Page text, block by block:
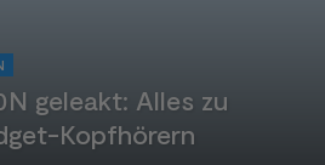
geleakt: Alles zu
Kopfhörern